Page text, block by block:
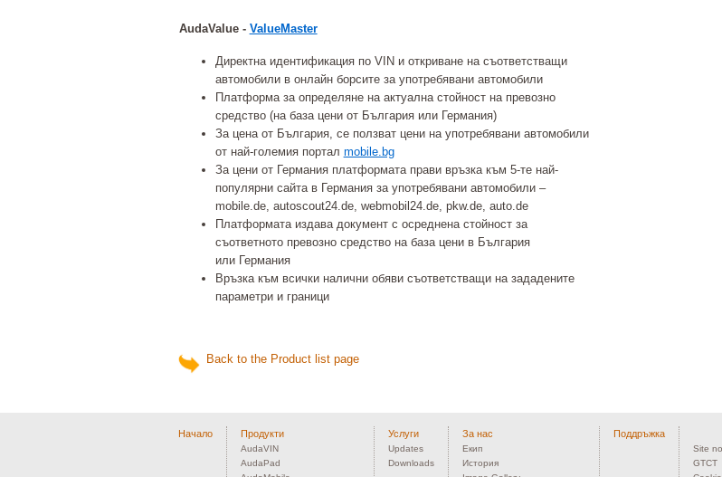
AudaValue - ValueMaster
Директна идентификация по VIN и откриване на съответстващи
автомобили в онлайн борсите за употребявани автомобили
Платформа за определяне на актуална стойност на превозно
средство (на база цени от България или Германия)
За цена от България, се ползват цени на употребявани автомобили
от най-големия портал mobile.bg
За цени от Германия платформата прави връзка към 5-те най-
популярни сайта в Германия за употребявани автомобили –
mobile.de, autoscout24.de, webmobil24.de, pkw.de, auto.de
Платформата издава документ с осреднена стойност за
съответното превозно средство на база цени в България
или Германия
Връзка към всички налични обяви съответстващи на зададените
параметри и граници
Back to the Product list page
Начало Продукти
AudaVIN
AudaPad
Услуги
Updates
Downloads
За нас
Екип
История
Поддръжка
Site
GTCT